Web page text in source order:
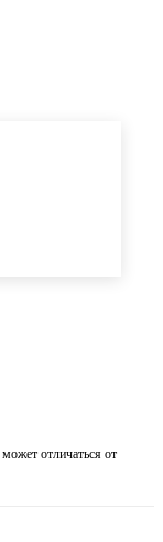
отличаться от